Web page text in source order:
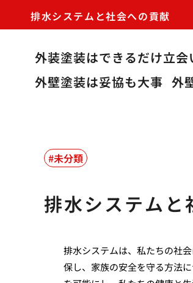
排水システムと社会への貢献
外装塗装はできるだけ立会
外壁塗装は妥協も大事 外
未分類
排水システムと
排水システムは、私たちの社
保し、家族の安全を守る方法